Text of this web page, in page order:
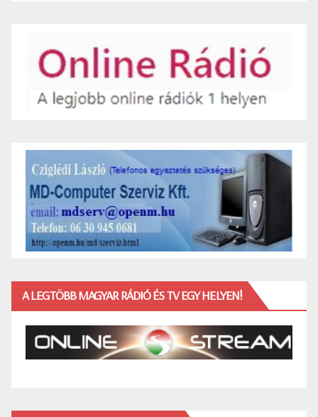
A LEGTÖBB MAGYAR RÁDIÓ ÉS TV EGY HELYEN!